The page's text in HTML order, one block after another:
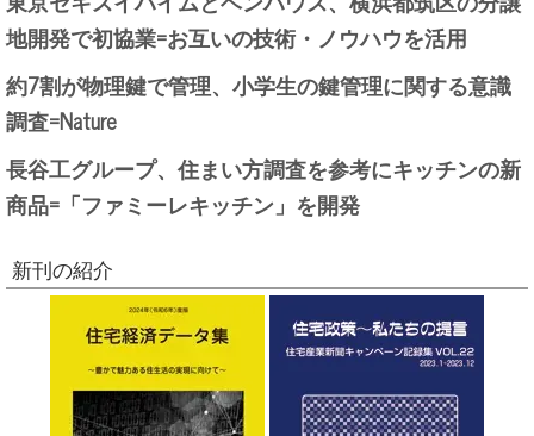
地開発で初協業=お互いの技術・ノウハウを活用
約7割が物理鍵で管理、小学生の鍵管理に関する意識
調査=Nature
長谷工グループ、住まい方調査を参考にキッチンの新
商品=「ファミーレキッチン」を開発
新刊の紹介